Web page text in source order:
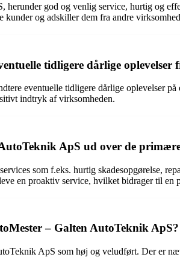
god og venlig service, hurtig og
og adskiller dem fra andre
tidligere dårlige oplevelser
eventuelle tidligere dårlige oplevelser
indtryk af virksomheden.
ApS ud over de
som f.eks. hurtig skadesopgørelse,
en proaktiv service, hvilket bidrager til en
– Galten AutoTeknik ApS?
ApS som høj og veludført. Der er